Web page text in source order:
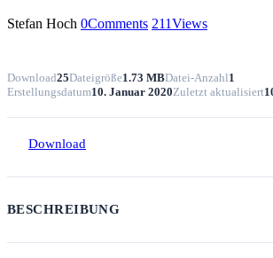
Stefan Hoch 0Comments 211Views
Download25Dateigröße1.73 MBDatei-Anzahl1
Erstellungsdatum10. Januar 2020Zuletzt aktualisiert
Download
BESCHREIBUNG